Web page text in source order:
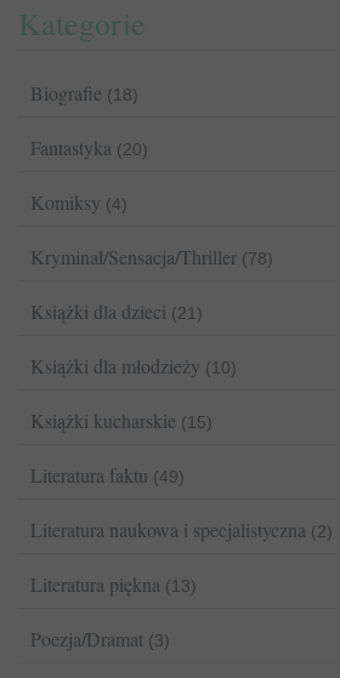
Kategorie
Biografie (18)
Fantastyka (20)
Komiksy (4)
Kryminał/Sensacja/Thriller (78)
Książki dla dzieci (21)
Książki dla młodzieży (10)
Książki kucharskie (15)
Literatura faktu (49)
Literatura naukowa i specjalistyczna (2)
Literatura piękna (13)
Poezja/Dramat (3)